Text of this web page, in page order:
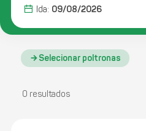
Ida: 09/08/2026
Selecionar poltronas
0 resultados